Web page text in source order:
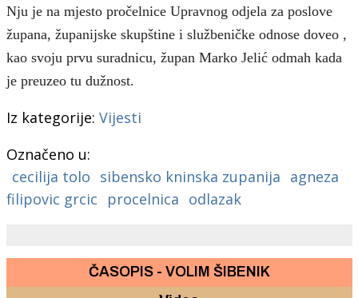
Nju je na mjesto pročelnice Upravnog odjela za poslove
župana, županijske skupštine i službeničke odnose doveo ,
kao svoju prvu suradnicu, župan Marko Jelić odmah kada
je preuzeo tu dužnost.
Iz kategorije: Vijesti
Označeno u:
cecilija tolo sibensko kninska zupanija agneza
filipovic grcic
procelnica odlazak
ČASOPIS - VOLIM ŠIBENIK